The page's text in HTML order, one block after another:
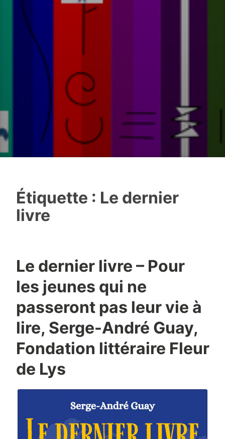
Étiquette : Le dernier
livre
Le dernier livre – Pour
les jeunes qui ne
passeront pas leur vie à
lire, Serge-André Guay,
Fondation littéraire Fleur
de Lys